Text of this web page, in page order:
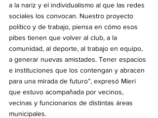
a la nariz y el individualismo al que las redes
sociales los convocan. Nuestro proyecto
político y de trabajo, piensa en cómo esos
pibes tienen que volver al club, a la
comunidad, al deporte, al trabajo en equipo,
a generar nuevas amistades. Tener espacios
e instituciones que los contengan y abracen
para una mirada de futuro”, expresó Mieri
que estuvo acompañada por vecinos,
vecinas y funcionarios de distintas áreas
municipales.